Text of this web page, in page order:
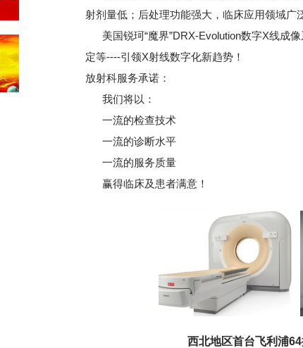
射剂量低；后处理功能强大，临床应用领域广
美国锐珂“魔界”DRX-Evolution数字X线成
定等----引领X射线数字化新趋势！
放射科服务承诺：
我们将以：
一流的检查技术
一流的诊断水平
一流的服务质量
赢得临床及患者满意！
西北地区首台飞利浦